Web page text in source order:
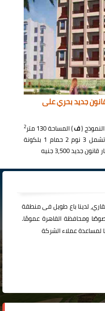
قانون جديد بحري على
(ف) المساحة 130 متر 2
بحري و شرقي تطل على حديقة تشمل 3 نوم 2 حمام 1 بلكونة
جديد 3,500 جنيه
لدينا باع طويل فى منطقة
ومحافظة القاهرة عمومًا.
عملاء الشركة